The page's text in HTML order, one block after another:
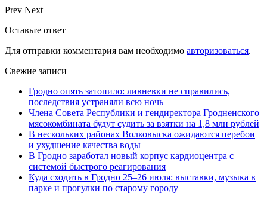
Prev Next
Оставьте ответ
Для отправки комментария вам необходимо авторизоваться.
Свежие записи
Гродно опять затопило: ливневки не справились,
последствия устраняли всю ночь
Члена Совета Республики и гендиректора Гродненского
мясокомбината будут судить за взятки на 1,8 млн рублей
В нескольких районах Волковыска ожидаются перебои
и ухудшение качества воды
В Гродно заработал новый корпус кардиоцентра с
системой быстрого реагирования
Куда сходить в Гродно 25–26 июля: выставки, музыка в
парке и прогулки по старому городу